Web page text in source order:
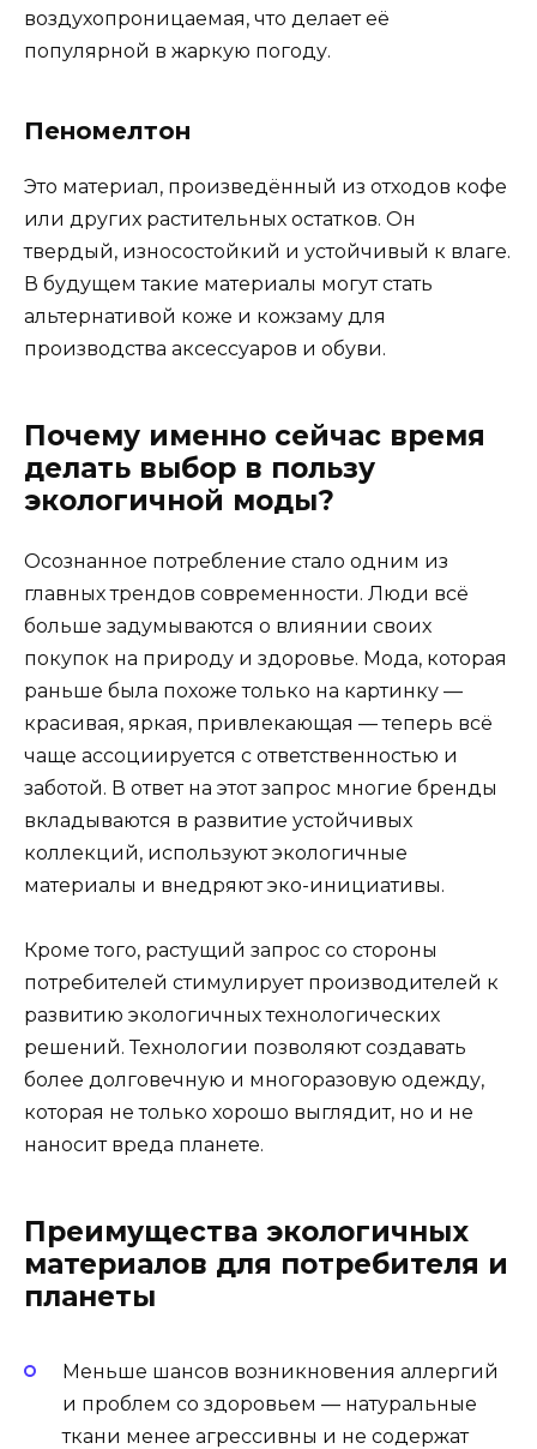
воздухопроницаемая, что делает её
популярной в жаркую погоду.
Пеномелтон
Это материал, произведённый из отходов кофе
или других растительных остатков. Он
твердый, износостойкий и устойчивый к влаге.
В будущем такие материалы могут стать
альтернативой коже и кожзаму для
производства аксессуаров и обуви.
Почему именно сейчас время
делать выбор в пользу
экологичной моды?
Осознанное потребление стало одним из
главных трендов современности. Люди всё
больше задумываются о влиянии своих
покупок на природу и здоровье. Мода, которая
раньше была похоже только на картинку —
красивая, яркая, привлекающая — теперь всё
чаще ассоциируется с ответственностью и
заботой. В ответ на этот запрос многие бренды
вкладываются в развитие устойчивых
коллекций, используют экологичные
материалы и внедряют эко-инициативы.
Кроме того, растущий запрос со стороны
потребителей стимулирует производителей к
развитию экологичных технологических
решений. Технологии позволяют создавать
более долговечную и многоразовую одежду,
которая не только хорошо выглядит, но и не
наносит вреда планете.
Преимущества экологичных
материалов для потребителя и
планеты
Меньше шансов возникновения аллергий
и проблем со здоровьем — натуральные
ткани менее агрессивны и не содержат